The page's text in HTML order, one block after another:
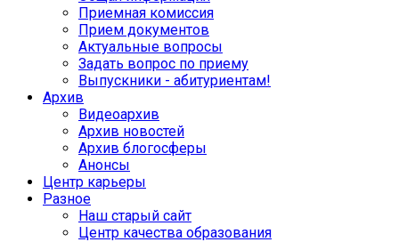
Приемная комиссия
Прием документов
Актуальные вопросы
Задать вопрос по приему
Выпускники - абитуриентам!
Архив
Видеоархив
Архив новостей
Архив блогосферы
Анонсы
Центр карьеры
Разное
Наш старый сайт
Центр качества образования